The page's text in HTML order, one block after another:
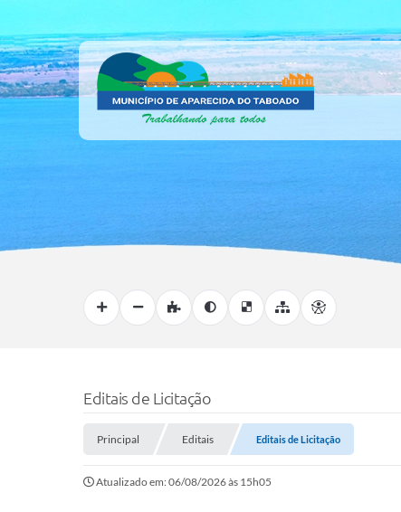
Editais de Licitação
Principal Editais Editais de Licitação
Atualizado em: 06/08/2026 às 15h05